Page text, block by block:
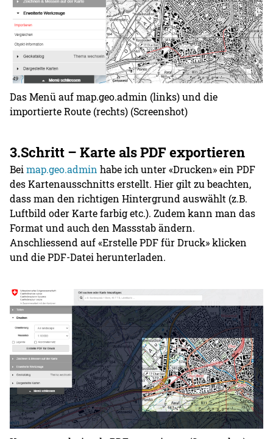
Das Menü auf map.geo.admin (links) und die
importierte Route (rechts) (Screenshot)
3.Schritt – Karte als PDF exportieren
Beimap.geo.admin habe ich unter «Drucken» ein PDF
des Kartenausschnitts erstellt. Hier gilt zu beachten,
dass man den richtigen Hintergrund auswählt (z.B.
Luftbild oder Karte farbig etc.). Zudem kann man das
Format und auch den Massstab ändern.
Anschliessend auf «Erstelle PDF für Druck» klicken
und die PDF-Datei herunterladen.